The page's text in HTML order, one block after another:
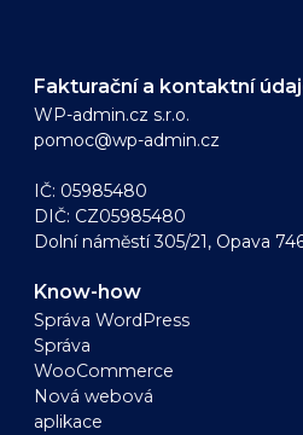
Fakturační a kontaktní
WP-admin.cz s.r.o.
pomoc@wp-admin.cz
IČ: 05985480
DIČ: CZ05985480
Dolní náměstí 305/21, Opava
Know-how
Správa WordPress
Správa
WooCommerce
Nová webová
aplikace